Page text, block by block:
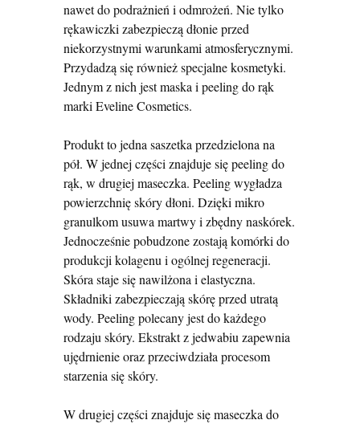
nawet do podrażnień i odmrożeń. Nie tylko
rękawiczki zabezpieczą dłonie przed
niekorzystnymi warunkami atmosferycznymi.
Przydadzą się również specjalne kosmetyki.
Jednym z nich jest maska i peeling do rąk
marki Eveline Cosmetics.
Produkt to jedna saszetka przedzielona na
pół. W jednej części znajduje się peeling do
rąk, w drugiej maseczka. Peeling wygładza
powierzchnię skóry dłoni. Dzięki mikro
granulkom usuwa martwy i zbędny naskórek.
Jednocześnie pobudzone zostają komórki do
produkcji kolagenu i ogólnej regeneracji.
Skóra staje się nawilżona i elastyczna.
Składniki zabezpieczają skórę przed utratą
wody. Peeling polecany jest do każdego
rodzaju skóry. Ekstrakt z jedwabiu zapewnia
ujędrnienie oraz przeciwdziała procesom
starzenia się skóry.
W drugiej części znajduje się maseczka do